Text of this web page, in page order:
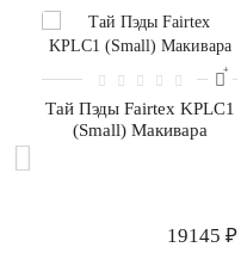
Тай Пэды Fairtex KPLC1
(Small) Макивара
19145 ₽